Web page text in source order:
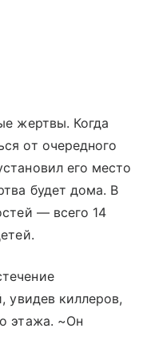
жертвы. Когда
от очередного
его место
будет дома. В
— всего 14
увидев киллеров,
этажа. ~Он